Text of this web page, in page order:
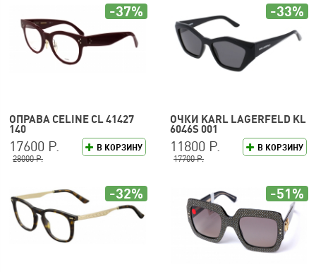
ОПРАВА CELINE CL 41427
140
В КОРЗИНУ
17600 Р.
28000 Р.
-37%
ОЧКИ KARL LAGERFELD KL
6046S 001
В КОРЗИНУ
11800 Р.
17700 Р.
-33%
-32% -51%